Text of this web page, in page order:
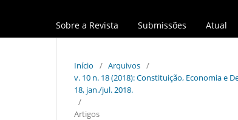
Sobre a Revista Submissões Atual
Início / Arquivos /
v. 10 n. 18 (2018): Constituição, Economia e
18, jan./jul. 2018.
/
Artigos